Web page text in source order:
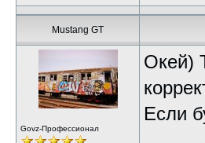
Mustang GT
Govz-Профессионал
Окей)
Если